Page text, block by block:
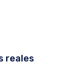
reales